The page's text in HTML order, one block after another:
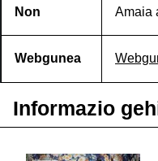
Non Amaia
Webgunea
Informazio